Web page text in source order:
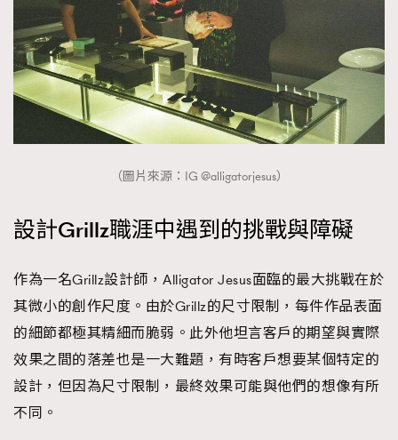
（圖片來源：IG @alligatorjesus）
設計Grillz職涯中遇到的挑戰與障礙
作為一名Grillz設計師，Alligator Jesus面臨的最大挑戰在於
其微小的創作尺度。由於Grillz的尺寸限制，每件作品表面
的細節都極其精細而脆弱。此外他坦言客戶的期望與實際
效果之間的落差也是一大難題，有時客戶想要某個特定的
設計，但因為尺寸限制，最終效果可能與他們的想像有所
不同。